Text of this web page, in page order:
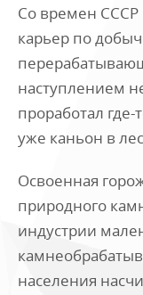
Со времен СССР
карьер по
наступлением
проработал где-
уже каньон в
Освоенная
природного
индустрии
населения